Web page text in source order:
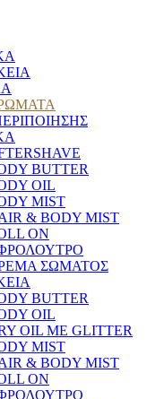
BUTTER
OIL
MIST
& BODY MIST
ON
ΣΩΜΑΤΟΣ
BUTTER
OIL
OIL ΜΕ GLITTER
MIST
& BODY MIST
ON